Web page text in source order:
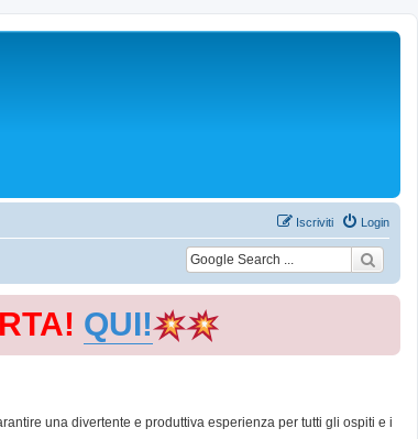
Login
Iscriviti
QUI!
una divertente e produttiva esperienza per tutti gli ospiti e i